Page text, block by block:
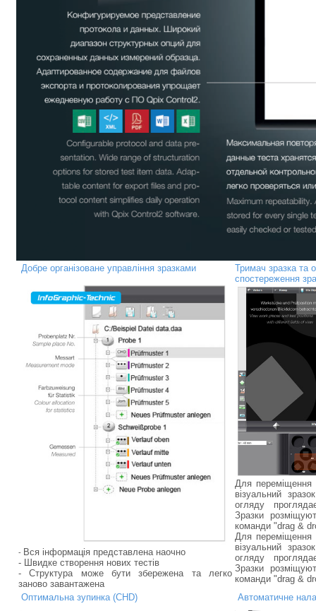
Добре організоване управління зразками
- Вся інформація представлена наочно
- Швидке створення нових тестів
- Структура може бути збережена та легко
заново завантажена
Тримач зразка та
спостереження
Для переміщення
візуальний
огляду
Зразки
команди "drag &
Для переміщення
візуальний
огляду
Зразки
команди "drag &
Оптимальна зупинка (CHD)
Автоматичне